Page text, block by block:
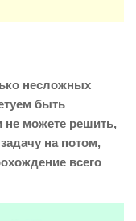
несложных
быть
не можете решить,
на потом,
всего